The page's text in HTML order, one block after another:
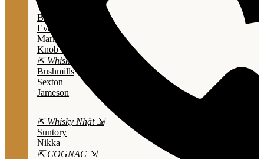
Wild Turkey
Bulleit Bourbon
Evan Williams
Marker's Mark
Knob Creek
⇱ Whiskey Ailen ⇲
Bushmills
Sexton
Jameson
⇱ Whisky Nhật ⇲
Suntory
Nikka
⇱ COGNAC ⇲